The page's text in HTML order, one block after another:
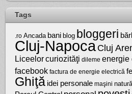
Tags
.ro Ancada bani blog bloggeri
Cluj-NapocaCluj
Liceelorcuriozităţi dileme energie
facebook factura de energie electrică
Ghiţă idei personale maşini natură